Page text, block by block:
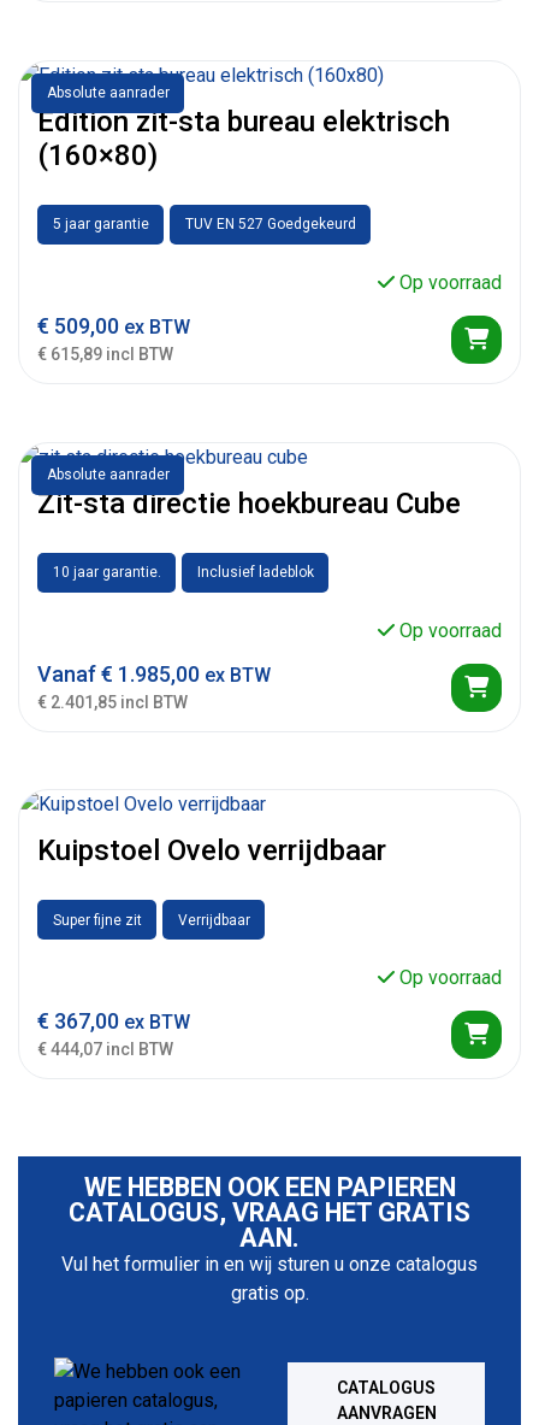
Absolute aanrader
Edition zit-sta bureau elektrisch
(160×80)
5 jaar garantie TUV EN 527 Goedgekeurd
Op voorraad
€ 509,00 ex BTW
€ 615,89 incl BTW
Absolute aanrader
Zit-sta directie hoekbureau Cube
10 jaar garantie. Inclusief ladeblok
Op voorraad
Vanaf€ 1.985,00 ex BTW
€ 2.401,85 incl BTW
Kuipstoel Ovelo verrijdbaar
Super fijne zit Verrijdbaar
Op voorraad
€ 367,00 ex BTW
€ 444,07 incl BTW
WE HEBBEN OOK EEN PAPIEREN
CATALOGUS, VRAAG HET GRATIS
AAN.
Vul het formulier in en wij sturen u onze catalogus
gratis op.
CATALOGUS
AANVRAGEN